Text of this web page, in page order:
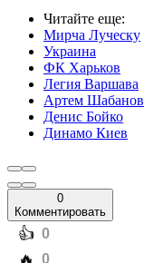
Читайте еще:
Мирча Луческу
Украина
ФК Харьков
Легия Варшава
Артем Шабанов
Денис Бойко
Динамо Киев
0
Комментировать
️👍 0
0